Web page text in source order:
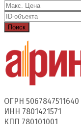
Поиск
ОГРН 5067847511640
ИНН 7801421571
КПП 780101001